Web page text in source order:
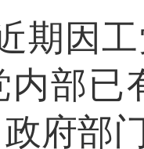
期因
内部已
府部